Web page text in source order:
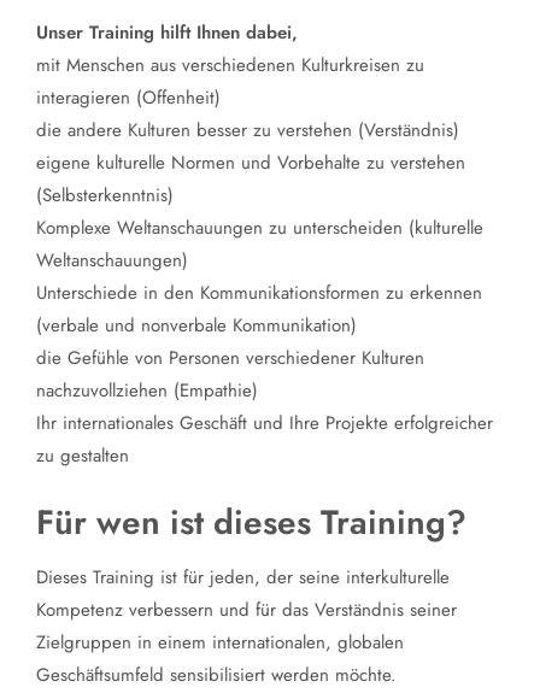
Unser Training hilft Ihnen dabei,
mit Menschen aus verschiedenen Kulturkreisen zu
interagieren (Offenheit)
die andere Kulturen besser zu verstehen (Verständnis)
eigene kulturelle Normen und Vorbehalte zu verstehen
(Selbsterkenntnis)
Komplexe Weltanschauungen zu unterscheiden (kulturelle
Weltanschauungen)
Unterschiede in den Kommunikationsformen zu erkennen
(verbale und nonverbale Kommunikation)
die Gefühle von Personen verschiedener Kulturen
nachzuvollziehen (Empathie)
Ihr internationales Geschäft und Ihre Projekte erfolgreicher
zu gestalten
Für wen ist dieses Training?
Dieses Training ist für jeden, der seine interkulturelle
Kompetenz verbessern und für das Verständnis seiner
Zielgruppen in einem internationalen, globalen
Geschäftsumfeld sensibilisiert werden möchte.